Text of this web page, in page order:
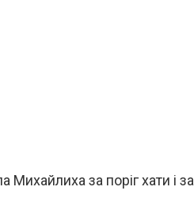
Михайлиха за поріг хати